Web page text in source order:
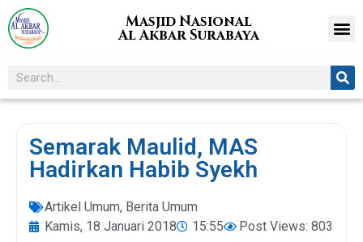
Masjid Nasional
Al Akbar Surabaya
Semarak Maulid, MAS
Hadirkan Habib Syekh
Artikel Umum, Berita Umum
Kamis, 18 Januari 2018
15:55 Post Views: 803